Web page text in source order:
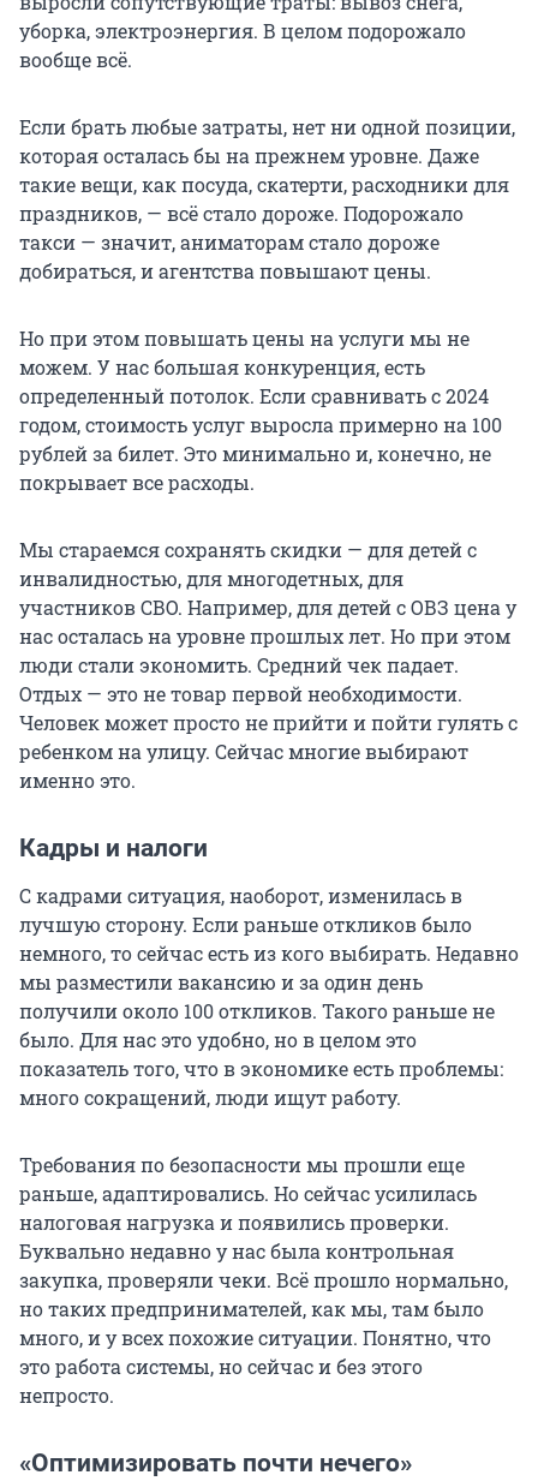
уборка, электроэнергия. В целом подорожало
вообще всё.
Если брать любые затраты, нет ни одной позиции,
которая осталась бы на прежнем уровне. Даже
такие вещи, как посуда, скатерти, расходники для
праздников, — всё стало дороже. Подорожало
такси — значит, аниматорам стало дороже
добираться, и агентства повышают цены.
Но при этом повышать цены на услуги мы не
можем. У нас большая конкуренция, есть
определенный потолок. Если сравнивать с 2024
годом, стоимость услуг выросла примерно на 100
рублей за билет. Это минимально и, конечно, не
покрывает все расходы.
Мы стараемся сохранять скидки — для детей с
инвалидностью, для многодетных, для
участников СВО. Например, для детей с ОВЗ цена у
нас осталась на уровне прошлых лет. Но при этом
люди стали экономить. Средний чек падает.
Отдых — это не товар первой необходимости.
Человек может просто не прийти и пойти гулять с
ребенком на улицу. Сейчас многие выбирают
именно это.
Кадры и налоги
С кадрами ситуация, наоборот, изменилась в
лучшую сторону. Если раньше откликов было
немного, то сейчас есть из кого выбирать. Недавно
мы разместили вакансию и за один день
получили около 100 откликов. Такого раньше не
было. Для нас это удобно, но в целом это
показатель того, что в экономике есть проблемы:
много сокращений, люди ищут работу.
Требования по безопасности мы прошли еще
раньше, адаптировались. Но сейчас усилилась
налоговая нагрузка и появились проверки.
Буквально недавно у нас была контрольная
закупка, проверяли чеки. Всё прошло нормально,
но таких предпринимателей, как мы, там было
много, и у всех похожие ситуации. Понятно, что
это работа системы, но сейчас и без этого
непросто.
«Оптимизировать почти нечего»